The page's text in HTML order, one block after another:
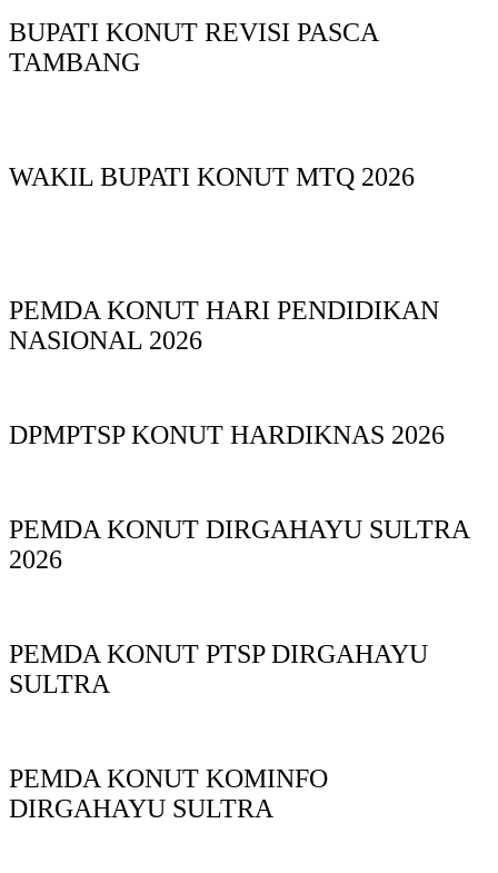
BUPATI KONUT REVISI PASCA
TAMBANG
WAKIL BUPATI KONUT MTQ 2026
PEMDA KONUT HARI PENDIDIKAN
NASIONAL 2026
DPMPTSP KONUT HARDIKNAS 2026
PEMDA KONUT DIRGAHAYU SULTRA
2026
PEMDA KONUT PTSP DIRGAHAYU
SULTRA
PEMDA KONUT KOMINFO
DIRGAHAYU SULTRA